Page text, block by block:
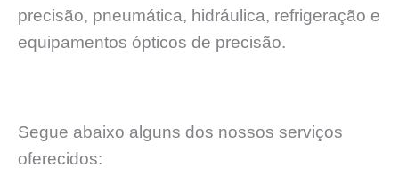
precisão, pneumática, hidráulica, refrigeração e
equipamentos ópticos de precisão.
Segue abaixo alguns dos nossos serviços
oferecidos: